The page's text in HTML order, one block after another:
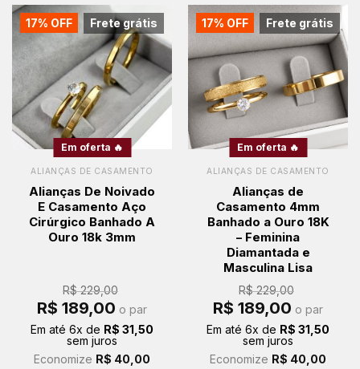
Frete grátis
17% OFF
Em oferta 🔥
ALIANÇAS DE CASAMENTO
Alianças De Noivado
E Casamento Aço
Cirúrgico Banhado A
Ouro 18k 3mm
R$229,00
O
preço
era:
R$ 229,00.
R$ 189,00 preço
atual
é:
R$ 189,00.
o par
Em até 6x de R$ 31,50
sem juros
Economize R$ 40,00
Frete grátis
17% OFF
Em oferta 🔥
ALIANÇAS DE CASAMENTO
Alianças de
Casamento 4mm
Banhado a Ouro 18K
– Feminina
Diamantada e
Masculina Lisa
R$229,00
O
preço
era:
R$ 229,00.
R$ 189,00 preço
atual
é:
R$ 189,00.
o par
Em até 6x de R$ 31,50
sem juros
Economize R$ 40,00